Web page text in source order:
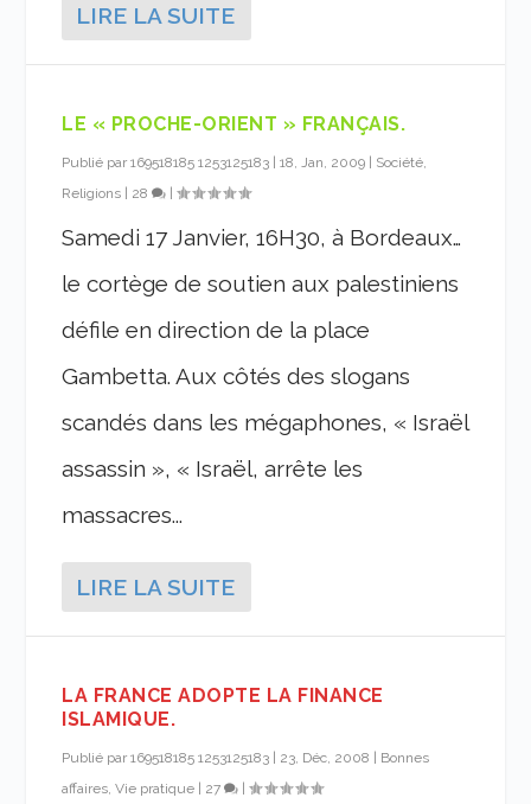
LIRE LA SUITE
LE « PROCHE-ORIENT » FRANÇAIS.
Publié par169518185 1253125183 |18, Jan, 2009
Société,
Religions
28 |
Samedi 17 Janvier, 16H30, à Bordeaux…
le cortège de soutien aux palestiniens
défile en direction de la place
Gambetta. Aux côtés des slogans
scandés dans les mégaphones, « Israël
assassin », « Israël, arrête les
massacres...
LIRE LA SUITE
LA FRANCE ADOPTE LA FINANCE
ISLAMIQUE.
Publié par169518185 1253125183 23, Déc, 2008
Bonnes
affaires, Vie pratique
27 |